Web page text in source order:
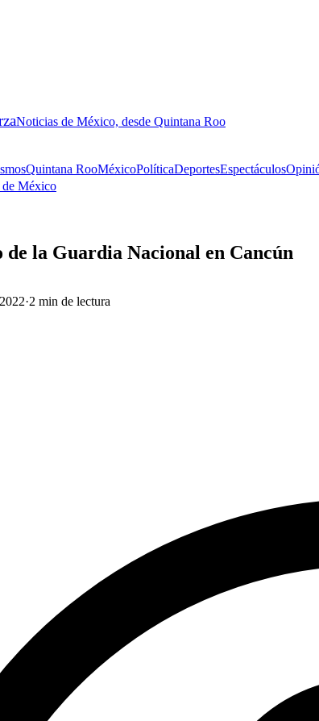
Noticias de México, desde Quintana Roo
Quintana RooMéxicoPolíticaDeportesEspectáculos
México
de la Guardia Nacional en Cancún
·2 min de lectura